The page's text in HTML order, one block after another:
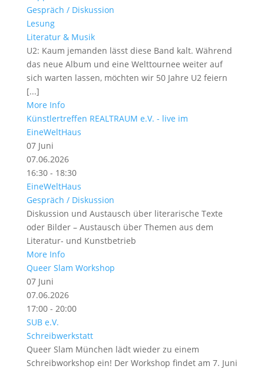
Gespräch / Diskussion
Lesung
Literatur & Musik
U2: Kaum jemanden lässt diese Band kalt. Während
das neue Album und eine Welttournee weiter auf
sich warten lassen, möchten wir 50 Jahre U2 feiern
[...]
More Info
Künstlertreffen REALTRAUM e.V. - live im
EineWeltHaus
07 Juni
07.06.2026
16:30 - 18:30
EineWeltHaus
Gespräch / Diskussion
Diskussion und Austausch über literarische Texte
oder Bilder – Austausch über Themen aus dem
Literatur- und Kunstbetrieb
More Info
Queer Slam Workshop
07 Juni
07.06.2026
17:00 - 20:00
SUB e.V.
Schreibwerkstatt
Queer Slam München lädt wieder zu einem
Schreibworkshop ein! Der Workshop findet am 7. Juni